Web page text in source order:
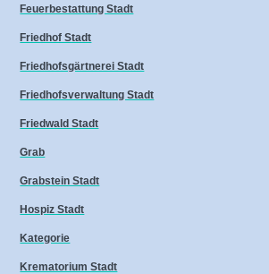
Feuerbestattung Stadt
Friedhof Stadt
Friedhofsgärtnerei Stadt
Friedhofsverwaltung Stadt
Friedwald Stadt
Grab
Grabstein Stadt
Hospiz Stadt
Kategorie
Krematorium Stadt